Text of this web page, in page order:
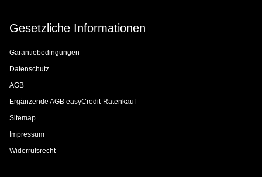
Gesetzliche Informationen
Garantiebedingungen
Datenschutz
AGB
Ergänzende AGB easyCredit-Ratenkauf
Sitemap
Impressum
Widerrufsrecht